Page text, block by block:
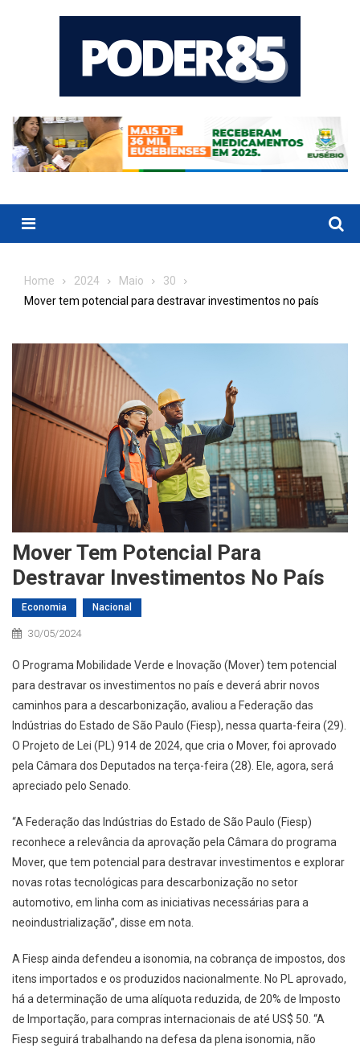
Menu
Home 2024 Maio
30
Mover tem potencial para destravar investimentos no país
Mover Tem Potencial Para
Destravar Investimentos No País
Economia Nacional
30/05/2024
O Programa Mobilidade Verde e Inovação (Mover) tem potencial
para destravar os investimentos no país e deverá abrir novos
caminhos para a descarbonização, avaliou a Federação das
Indústrias do Estado de São Paulo (Fiesp), nessa quarta-feira (29).
O Projeto de Lei (PL) 914 de 2024, que cria o Mover, foi aprovado
pela Câmara dos Deputados na terça-feira (28). Ele, agora, será
apreciado pelo Senado.
“A Federação das Indústrias do Estado de São Paulo (Fiesp)
reconhece a relevância da aprovação pela Câmara do programa
Mover, que tem potencial para destravar investimentos e explorar
novas rotas tecnológicas para descarbonização no setor
automotivo, em linha com as iniciativas necessárias para a
neoindustrialização”, disse em nota.
A Fiesp ainda defendeu a isonomia, na cobrança de impostos, dos
itens importados e os produzidos nacionalmente. No PL aprovado,
há a determinação de uma alíquota reduzida, de 20% de Imposto
de Importação, para compras internacionais de até US$ 50. “A
Fiesp seguirá trabalhando na defesa da plena isonomia, não